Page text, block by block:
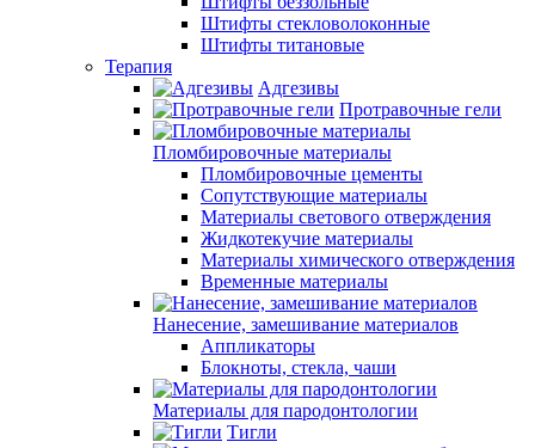
Штифты стекловолоконные
Штифты титановые
Терапия
Адгезивы
Протравочные гели
Пломбировочные материалы
Пломбировочные цементы
Сопутствующие материалы
Материалы светового отверждения
Жидкотекучие материалы
Материалы химического отверждения
Временные материалы
Нанесение, замешивание материалов
Аппликаторы
Блокноты, стекла, чаши
Материалы для пародонтологии
Тигли